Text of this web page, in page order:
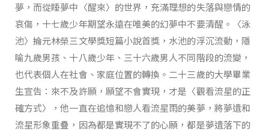
夢，而從睡夢中〈醒來〉的世界，充滿理想的失落與戀情的
哀傷，十七歲少年期望永遠在唯美的幻夢中不要清醒。〈泳
池〉掄元林榮三文學獎短篇小說首獎，水池的浮沉流動，隱
喻九歲男孩、十八歲少年、三十六歲男人不同階段的流變，
也代表個人在社會、家庭位置的轉換。二十三歲的大學畢業
生宣告：來不及許願，願望不會實現，才是〈觀看流星的正
確方式〉，他一直在追憶和戀人看流星雨的美夢，將夢遺和
流星形象重疊，因為都是實現不了的心願，都是夢遺落下的